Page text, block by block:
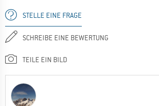
STELLE EINE FRAGE
SCHREIBE EINE BEWERTUNG
TEILE EIN BILD